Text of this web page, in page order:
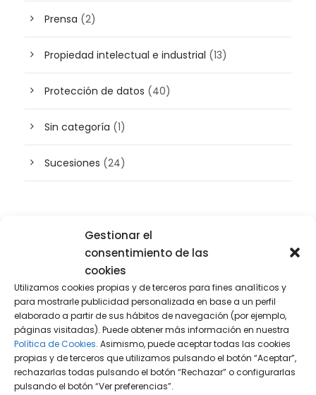
Gestionar el
consentimiento de las
cookies
Utilizamos cookies propias y de terceros para fines analíticos y
para mostrarle publicidad personalizada en base a un perfil
elaborado a partir de sus hábitos de navegación (por ejemplo,
páginas visitadas). Puede obtener más información en nuestra
Política de Cookies. Asimismo, puede aceptar todas las cookies
propias y de terceros que utilizamos pulsando el botón “Aceptar”,
rechazarlas todas pulsando el botón “Rechazar” o configurarlas
pulsando el botón “Ver preferencias”.
Prensa (2)
Propiedad intelectual e industrial (13)
Protección de datos (40)
Sin categoría (1)
Sucesiones (24)
Buscador de artículos
DiG ABOGADOS